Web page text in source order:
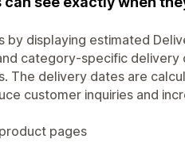
by displaying estimated
category-specific delivery
The delivery dates are
customer inquiries and
pages